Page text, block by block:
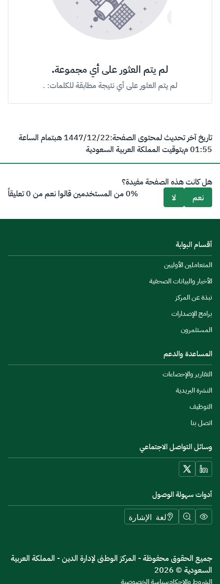
لم يتم العثور على أي مجموعة.
لم يتم العثور على أي نتيجة مطابقة للكلمات: .
تاريخ آخر تحديث لمحتوى الصفحة:22‏/12‏/1447 هـ
بتمام الساعة
01:55 م
بتوقيت المملكة العربية السعودية
هل كانت هذه الصفحة مفيدة؟
نعم
لا 0% من المستخدمين قالوا نعم من 0 تعليقاً
أقسام البوابة
المتعاملين الأوليين
الأخبار والبيانات الصحفية
نبذة عن المركز
برامج الإصدارات
المستثمرون
المساعدة والدعم
التقارير والإحصاءات
النشرة البريدية
التوظيف
اتصل بنا
وسائل التواصل الاجتماعي
أدوات سهولة الوصول
لغة الإشارة
جميع الحقوق محفوظة - المركز الوطنى لإدارة الدين - المملكة العربية
السعودية © 2026
الشروط والاحكامسياسة الخصوصية